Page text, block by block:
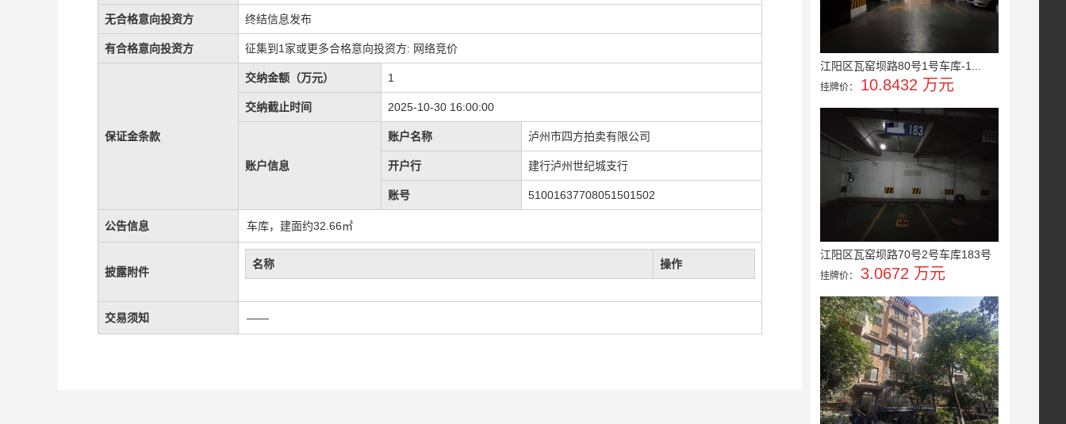
无合格意向投资方 终结信息发布
有合格意向投资方 征集到1家或更多合格意向投资方: 网络竞价
保证金条款
交纳金额（万元） 1
交纳截止时间 2025-10-30 16:00:00
账户信息
账户名称 泸州市四方拍卖有限公司
开户行 建行泸州世纪城支行
账号 51001637708051501502
公告信息 车库，建面约32.66㎡
披露附件
名称 操作
交易须知 ——
江阳区瓦窑坝路80号1号车库-1...
挂牌价： 10.8432 万元
江阳区瓦窑坝路70号2号车库183号
挂牌价： 3.0672 万元